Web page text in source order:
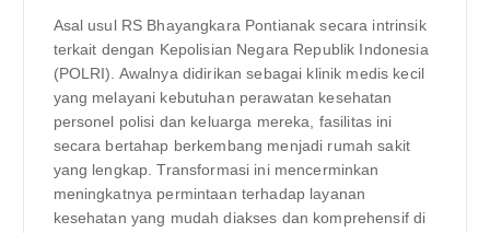
Asal usul RS Bhayangkara Pontianak secara intrinsik
terkait dengan Kepolisian Negara Republik Indonesia
(POLRI). Awalnya didirikan sebagai klinik medis kecil
yang melayani kebutuhan perawatan kesehatan
personel polisi dan keluarga mereka, fasilitas ini
secara bertahap berkembang menjadi rumah sakit
yang lengkap. Transformasi ini mencerminkan
meningkatnya permintaan terhadap layanan
kesehatan yang mudah diakses dan komprehensif di